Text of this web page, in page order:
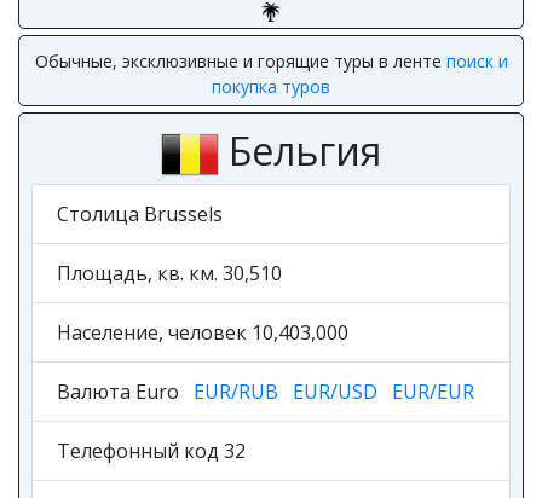
Обычные, эксклюзивные и горящие туры в ленте поиск и
покупка туров
Бельгия
Столица Brussels
Площадь, кв. км. 30,510
Население, человек 10,403,000
Валюта Euro EUR/RUB EUR/USD EUR/EUR
Телефонный код 32